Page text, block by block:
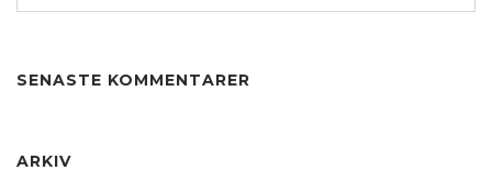
SENASTE KOMMENTARER
ARKIV